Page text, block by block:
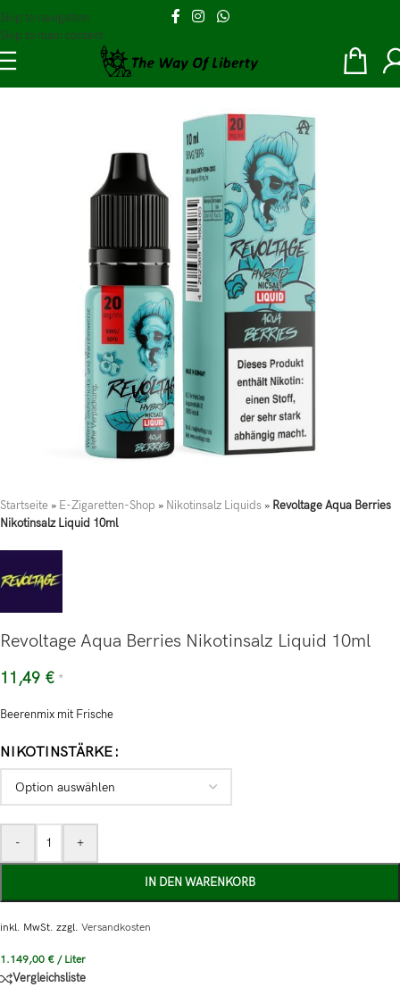
Skip to navigation
Skip to main content
Startseite » E-Zigaretten-Shop » Nikotinsalz Liquids » Revoltage Aqua Berries
Nikotinsalz Liquid 10ml
Revoltage Aqua Berries Nikotinsalz Liquid 10ml
11,49 € *
Beerenmix mit Frische
NIKOTINSTÄRKE
- +
IN DEN WARENKORB
inkl. MwSt. zzgl. Versandkosten
1.149,00 € / Liter
Vergleichsliste